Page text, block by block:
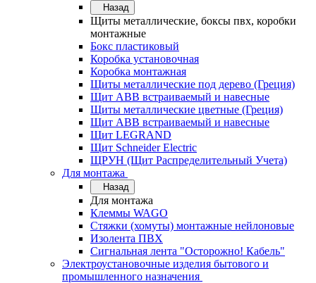
Назад
Щиты металлические, боксы пвх, коробки
монтажные
Бокс пластиковый
Коробка установочная
Коробка монтажная
Щиты металлические под дерево (Греция)
Щит ABB встраиваемый и навесные
Щиты металлические цветные (Греция)
Щит ABB встраиваемый и навесные
Щит LEGRAND
Щит Schneider Electric
ЩРУН (Щит Распределительный Учета)
Для монтажа
Назад
Для монтажа
Клеммы WAGO
Стяжки (хомуты) монтажные нейлоновые
Изолента ПВХ
Сигнальная лента "Осторожно! Кабель"
Электроустановочные изделия бытового и
промышленного назначения